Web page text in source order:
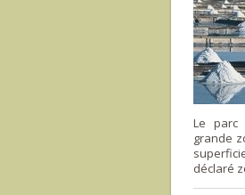
Le parc
grande
déclaré